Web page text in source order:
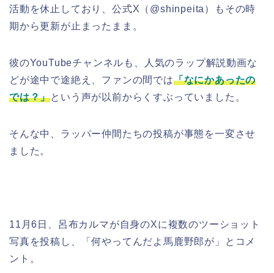
活動を休止しており、公式X（@shinpeita）もその時
期から更新が止まったまま。
彼のYouTubeチャンネルも、人気のラップ解説動画な
どが途中で途絶え、ファンの間では「なにかあったの
では？」という声が以前からくすぶっていました。
そんな中、ラッパー仲間たちの投稿が事態を一変させ
ました。
11月6日、呂布カルマが自身のXに複数のツーショット
写真を投稿し、「何やってんだよ馬鹿野郎が」とコメ
ント。